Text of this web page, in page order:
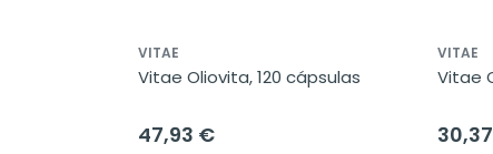
VITAE
Vitae Oliovita, 120 cápsulas
47,93 €
VITAE
Vitae